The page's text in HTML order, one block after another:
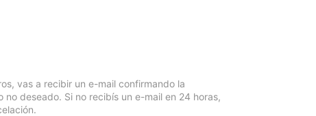
vas a recibir un e-mail confirmando la
deseado. Si no recibís un e-mail en 24 horas,